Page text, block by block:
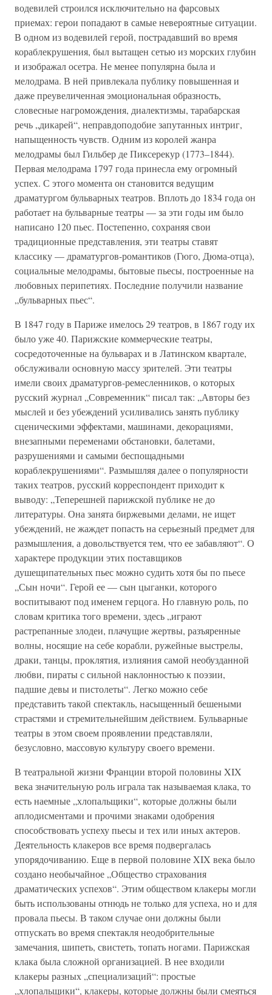
водевилей строился исключительно на фарсовых
приемах: герои попадают в самые невероятные ситуации.
В одном из водевилей герой, пострадавший во время
кораблекрушения, был вытащен сетью из морских глубин
и изображал осетра. Не менее популярна была и
мелодрама. В ней привлекала публику повышенная и
даже преувеличенная эмоциональная образность,
словесные нагромождения, диалектизмы, тарабарская
речь „дикарей“, неправдоподобие запутанных интриг,
напыщенность чувств. Одним из королей жанра
мелодрамы был Гильбер де Пиксерекур (1773–1844).
Первая мелодрама 1797 года принесла ему огромный
успех. С этого момента он становится ведущим
драматургом бульварных театров. Вплоть до 1834 года он
работает на бульварные театры — за эти годы им было
написано 120 пьес. Постепенно, сохраняя свои
традиционные представления, эти театры ставят
классику — драматургов-романтиков (Гюго, Дюма-отца),
социальные мелодрамы, бытовые пьесы, построенные на
любовных перипетиях. Последние получили название
„бульварных пьес“.
В 1847 году в Париже имелось 29 театров, в 1867 году их
было уже 40. Парижские коммерческие театры,
сосредоточенные на бульварах и в Латинском квартале,
обслуживали основную массу зрителей. Эти театры
имели своих драматургов-ремесленников, о которых
русский журнал „Современник“ писал так: „Авторы без
мыслей и без убеждений усиливались занять публику
сценическими эффектами, машинами, декорациями,
внезапными переменами обстановки, балетами,
разрушениями и самыми беспощадными
кораблекрушениями“. Размышляя далее о популярности
таких театров, русский корреспондент приходит к
выводу: „Теперешней парижской публике не до
литературы. Она занята биржевыми делами, не ищет
убеждений, не жаждет попасть на серьезный предмет для
размышления, а довольствуется тем, что ее забавляют“. О
характере продукции этих поставщиков
душещипательных пьес можно судить хотя бы по пьесе
„Сын ночи“. Герой ее — сын цыганки, которого
воспитывают под именем герцога. Но главную роль, по
словам критика того времени, здесь „играют
растрепанные злодеи, плачущие жертвы, разъяренные
волны, носящие на себе корабли, ружейные выстрелы,
драки, танцы, проклятия, излияния самой необузданной
любви, пираты с сильной наклонностью к поэзии,
падшие девы и пистолеты“. Легко можно себе
представить такой спектакль, насыщенный бешеными
страстями и стремительнейшим действием. Бульварные
театры в этом своем проявлении представляли,
безусловно, массовую культуру своего времени.
В театральной жизни Франции второй половины XIX
века значительную роль играла так называемая клака, то
есть наемные „хлопальщики“, которые должны были
аплодисментами и прочими знаками одобрения
способствовать успеху пьесы и тех или иных актеров.
Деятельность клакеров все время подвергалась
упорядочиванию. Еще в первой половине XIX века было
создано необычайное „Общество страхования
драматических успехов“. Этим обществом клакеры могли
быть использованы отнюдь не только для успеха, но и для
провала пьесы. В таком случае они должны были
отпускать во время спектакля неодобрительные
замечания, шипеть, свистеть, топать ногами. Парижская
клака была сложной организацией. В нее входили
клакеры разных „специализаций“: простые
„хлопальщики“, клакеры, которые должны были смеяться